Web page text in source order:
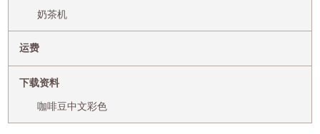
奶茶机
运费
下载资料
咖啡豆中文彩色